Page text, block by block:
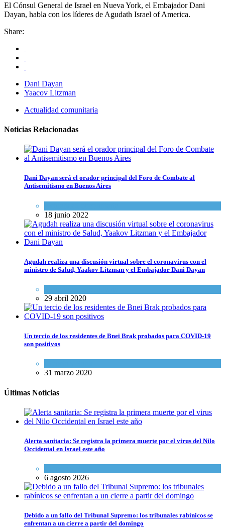
El Cónsul General de Israel en Nueva York, el Embajador Dani
Dayan, habla con los líderes de Agudath Israel of America.
Share:
Dani Dayan
Yaacov Litzman
Actualidad comunitaria
Noticias Relacionadas
Dani Dayan será el orador principal del Foro de Combate al
Antisemitismo en Buenos Aires
18 junio 2022
Agudah realiza una discusión virtual sobre el coronavirus con el
ministro de Salud, Yaakov Litzman y el Embajador Dani Dayan
29 abril 2020
Un tercio de los residentes de Bnei Brak probados para COVID-19
son positivos
31 marzo 2020
Últimas Noticias
Alerta sanitaria: Se registra la primera muerte por el virus del Nilo
Occidental en Israel este año
6 agosto 2026
Debido a un fallo del Tribunal Supremo: los tribunales rabínicos se
enfrentan a un cierre a partir del domingo